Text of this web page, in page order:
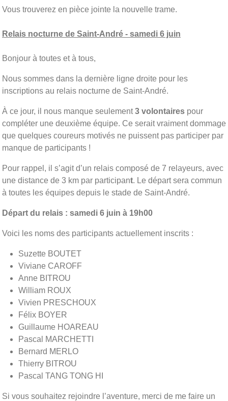
Vous trouverez en pièce jointe la nouvelle trame.
Relais nocturne de Saint-André - samedi 6 juin
Bonjour à toutes et à tous,
Nous sommes dans la dernière ligne droite pour les
inscriptions au relais nocturne de Saint-André.
À ce jour, il nous manque seulement3 volontaires pour
compléter une deuxième équipe. Ce serait vraiment dommage
que quelques coureurs motivés ne puissent pas participer par
manque de participants !
Pour rappel, il s’agit d’un relais composé de 7 relayeurs, avec
une distance de 3 km par participant. Le départ sera commun
à toutes les équipes depuis le stade de Saint-André.
Départ du relais : samedi 6 juin à 19h00
Voici les noms des participants actuellement inscrits :
Suzette BOUTET
Viviane CAROFF
Anne BITROU
William ROUX
Vivien PRESCHOUX
Félix BOYER
Guillaume HOAREAU
Pascal MARCHETTI
Bernard MERLO
Thierry BITROU
Pascal TANG TONG HI
Si vous souhaitez rejoindre l’aventure, merci de me faire un